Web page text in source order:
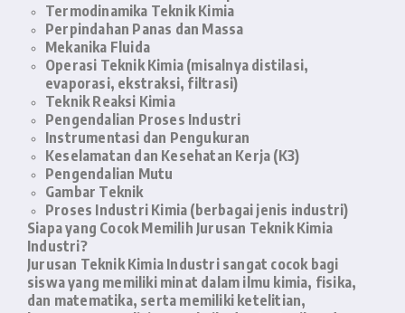
Termodinamika Teknik Kimia
Perpindahan Panas dan Massa
Mekanika Fluida
Operasi Teknik Kimia (misalnya distilasi,
evaporasi, ekstraksi, filtrasi)
Teknik Reaksi Kimia
Pengendalian Proses Industri
Instrumentasi dan Pengukuran
Keselamatan dan Kesehatan Kerja (K3)
Pengendalian Mutu
Gambar Teknik
Proses Industri Kimia (berbagai jenis industri)
Siapa yang Cocok Memilih Jurusan Teknik Kimia
Industri?
Jurusan Teknik Kimia Industri sangat cocok bagi
siswa yang memiliki minat dalam ilmu kimia, fisika,
dan matematika, serta memiliki ketelitian,